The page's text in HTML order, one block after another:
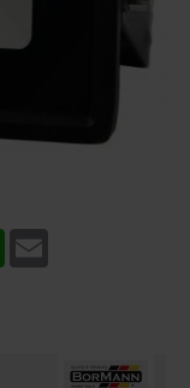
WhatsApp